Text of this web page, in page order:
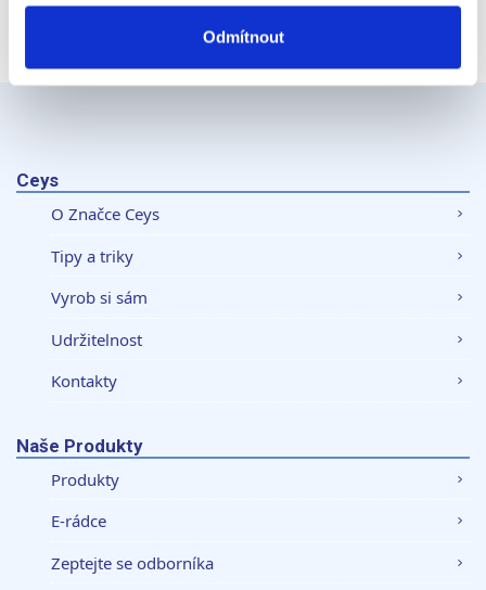
Svůj souhlas můžete kdykoliv změnit nebo odvolat v
části Prohlášení o souborech cookie.
soubory cookie. Informace o tom, jak náš web používáte,
analýzy. Partneři tyto údaje mohou zkombinovat s
dalšími informacemi, které jste jim poskytli nebo které
Odmítnout
Ceys
O Značce Ceys
Tipy a triky
Vyrob si sám
Udržitelnost
Kontakty
Naše Produkty
Produkty
E-rádce
Zeptejte se odborníka